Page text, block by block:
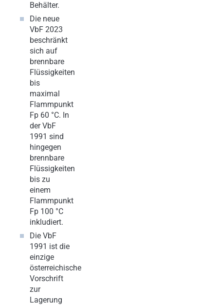
Behälter.
Die neue
VbF 2023
beschränkt
sich auf
brennbare
Flüssigkeiten
bis
maximal
Flammpunkt
Fp 60 °C. In
der VbF
1991 sind
hingegen
brennbare
Flüssigkeiten
bis zu
einem
Flammpunkt
Fp 100 °C
inkludiert.
Die VbF
1991 ist die
einzige
österreichische
Vorschrift
zur
Lagerung